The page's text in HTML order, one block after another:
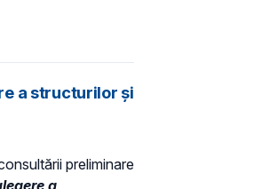
a structurilor şi
preliminare
a